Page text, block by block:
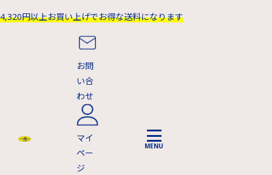
4,320円以上お買い上げでお得な送料になります
お問
い合
わせ
マイ
ペー
ジ